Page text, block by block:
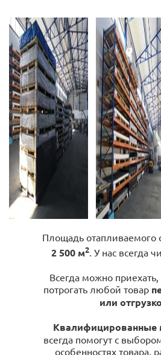
Площадь отапливаемого
2 500 м2. У нас всегда
Всегда можно
потрогать любой товар
или
всегда помогут с
особенностях товара,